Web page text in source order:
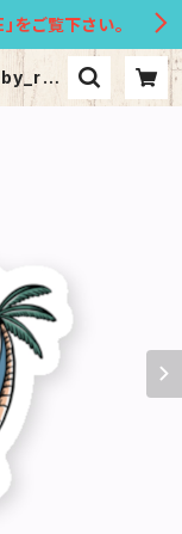
をご覧下さい。